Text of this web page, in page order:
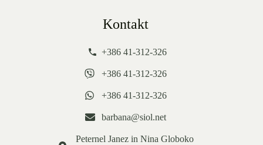
Kontakt
+386 41-312-326
+386 41-312-326
+386 41-312-326
barbana@siol.net
Peternel Janez in Nina Globoko